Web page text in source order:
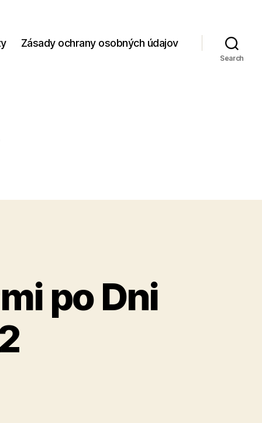
Zásady ochrany osobných údajov
Search
po Dni